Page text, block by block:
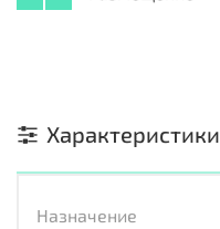
Характеристики
Назначение